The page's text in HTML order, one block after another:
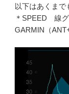
以下はあくまで
＊SPEED 線
GARMIN（